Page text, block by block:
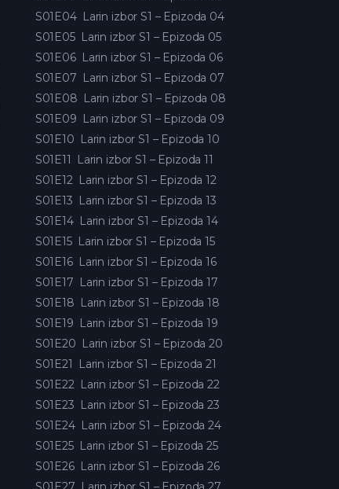
S01E04 Larin izbor S1 – Epizoda 04
S01E05 Larin izbor S1 – Epizoda 05
S01E06 Larin izbor S1 – Epizoda 06
S01E07 Larin izbor S1 – Epizoda 07
S01E08 Larin izbor S1 – Epizoda 08
S01E09 Larin izbor S1 – Epizoda 09
S01E10 Larin izbor S1 – Epizoda 10
S01E11
Larin izbor S1 – Epizoda 11
S01E12 Larin izbor S1 – Epizoda 12
S01E13 Larin izbor S1 – Epizoda 13
S01E14 Larin izbor S1 – Epizoda 14
S01E15 Larin izbor S1 – Epizoda 15
S01E16 Larin izbor S1 – Epizoda 16
S01E17 Larin izbor S1 – Epizoda 17
S01E18 Larin izbor S1 – Epizoda 18
S01E19 Larin izbor S1 – Epizoda 19
S01E20 Larin izbor S1 – Epizoda 20
S01E21
Larin izbor S1 – Epizoda 21
S01E22 Larin izbor S1 – Epizoda 22
S01E23 Larin izbor S1 – Epizoda 23
S01E24 Larin izbor S1 – Epizoda 24
S01E25 Larin izbor S1 – Epizoda 25
S01E26 Larin izbor S1 – Epizoda 26